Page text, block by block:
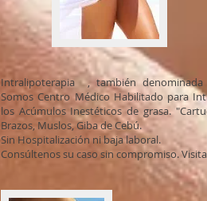
Intralipoterapia , también denominada
Somos Centro Médico Habilitado para
los Acúmulos Inestéticos de grasa.
Brazos, Muslos, Giba de Cebú.
Sin Hospitalización ni baja laboral.
Consúltenos su caso sin compromiso.